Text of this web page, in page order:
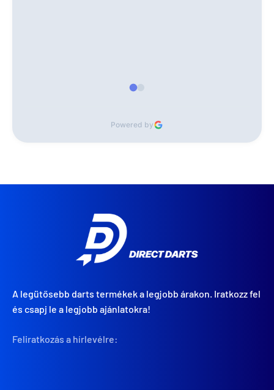
Powered by
A legütősebb darts termékek a legjobb árakon. Iratkozz fel
és csapj le a legjobb ajánlatokra!
Feliratkozás a hírlevélre: